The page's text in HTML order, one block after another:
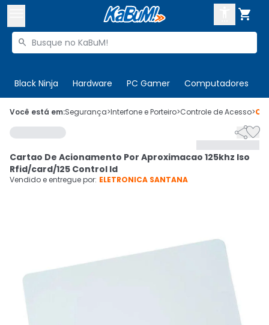

Buscar produtos

Black Ninja Hardware PC Gamer Computadores
 Olá. Acesse sua conta
 Departamentos
 Cupons
CADASTRE-SE
Você está em:Segurança>Interfone e Porteiro>Controle de Acesso>

Cartao De Acionamento Por Aproximacao 125khz Iso
Rfid/card/125 Control Id
Vendido e entregue por: ELETRONICA SANTANA